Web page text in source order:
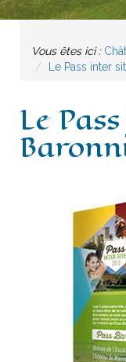
Château
Histoire
Escòla G. Febus
Vous êtes ici :
Le Pass inter
Le